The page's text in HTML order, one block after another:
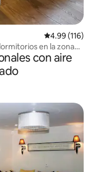
Calificación
4.99 (116)
en la zona
con aire